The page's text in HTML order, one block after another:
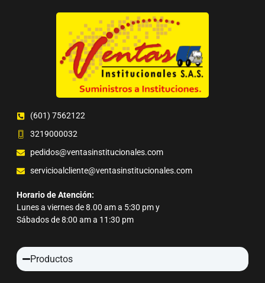
(601) 7562122
3219000032
pedidos@ventasinstitucionales.com
servicioalcliente@ventasinstitucionales.com
Horario de Atención:
Lunes a viernes de 8.00 am a 5:30 pm y
Sábados de 8:00 am a 11:30 pm
Productos